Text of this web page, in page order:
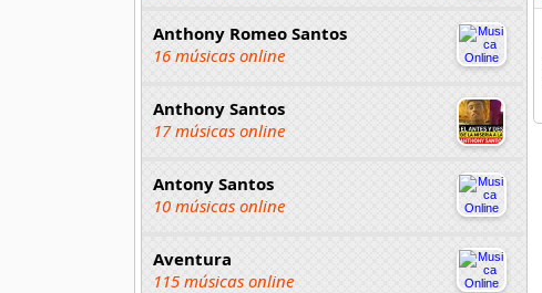
Anthony Romeo Santos
16 músicas online
Anthony Santos
17 músicas online
Antony Santos
10 músicas online
Aventura
115 músicas online